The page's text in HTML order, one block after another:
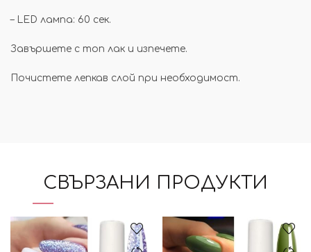
– LED лампа: 60 сек.
Завършете с топ лак и изпечете.
Почистете лепкав слой при необходимост.
СВЪРЗАНИ ПРОДУКТИ